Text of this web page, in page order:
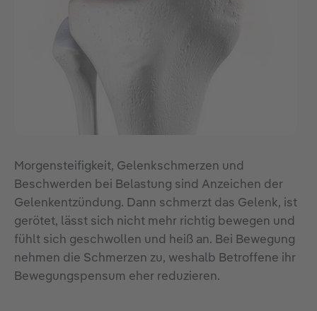
Morgensteifigkeit, Gelenkschmerzen und
Beschwerden bei Belastung sind Anzeichen der
Gelenkentzündung. Dann schmerzt das Gelenk, ist
gerötet, lässt sich nicht mehr richtig bewegen und
fühlt sich geschwollen und heiß an. Bei Bewegung
nehmen die Schmerzen zu, weshalb Betroffene ihr
Bewegungspensum eher reduzieren.